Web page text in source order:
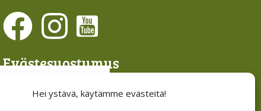
Hei ystävä, käytämme evästeitä!
Evästesuostumus
Etsi sivuiltamme